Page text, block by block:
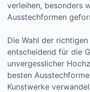
verleihen, besonders
Ausstechformen
Die Wahl der
entscheidend für die
unvergesslicher
besten
Kunstwerke